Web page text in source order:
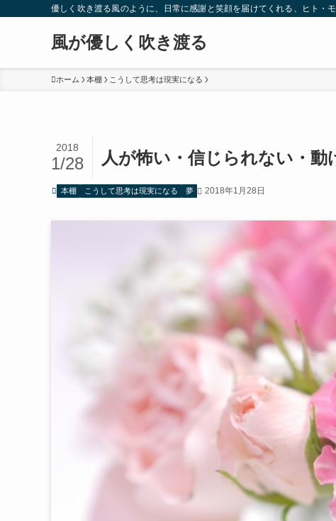
優しく吹き渡る風のように、日常に感謝と笑顔を届けてくれる、ヒト・
風が優しく吹き渡る
ホーム 本棚 こうして思考は現実になる
人が怖い・信じられない・
2018
1/28
本棚 こうして思考は現実になる 夢 2018年1月28日